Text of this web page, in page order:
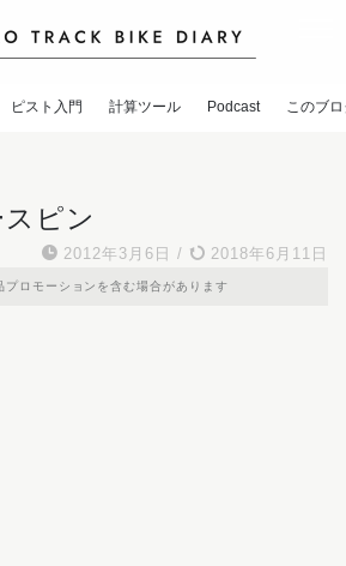
ピスト入門 計算ツール Podcast このブ
ピン
2012年3月6日 / 2018年6月11日
プロモーションを含む場合があります